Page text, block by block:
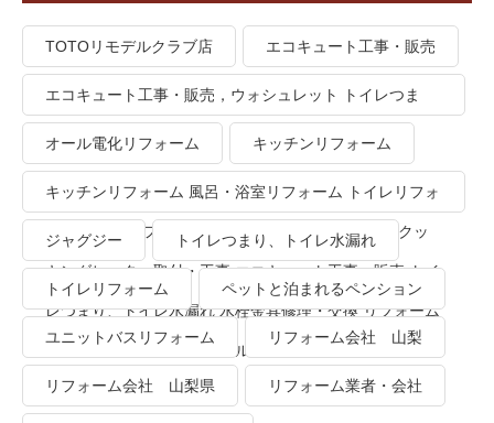
TOTOリモデルクラブ店 エコキュート工事・販売
エコキュート工事・販売，ウォシュレット トイレつま
り、トイレ水漏れ
オール電化リフォーム キッチンリフォーム
キッチンリフォーム 風呂・浴室リフォーム トイレリフォ
ーム 洗面所リフォーム オール電化リフォーム ＩＨクッ
キングヒーター取付・工事 エコキュート工事・販売 トイ
レつまり、トイレ水漏れ 水栓金具修理・交換 リフォーム
業者・会社 ＴＯＴＯリモデルクラブ
ジャグジー トイレつまり、トイレ水漏れ
トイレリフォーム ペットと泊まれるペンション
ユニットバスリフォーム リフォーム会社 山梨
リフォーム会社 山梨県 リフォーム業者・会社